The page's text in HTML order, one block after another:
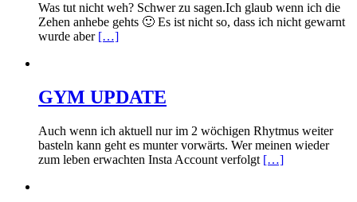
Was tut nicht weh? Schwer zu sagen.Ich glaub wenn ich die
Zehen anhebe gehts 🙂 Es ist nicht so, dass ich nicht gewarnt
wurde aber […]
GYM UPDATE
Auch wenn ich aktuell nur im 2 wöchigen Rhytmus weiter
basteln kann geht es munter vorwärts. Wer meinen wieder
zum leben erwachten Insta Account verfolgt […]